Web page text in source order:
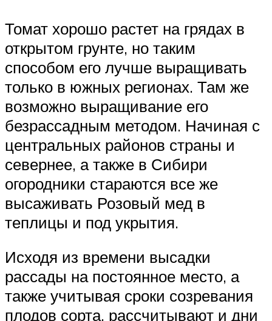
Томат хорошо растет на грядах в
открытом грунте, но таким
способом его лучше выращивать
только в южных регионах. Там же
возможно выращивание его
безрассадным методом. Начиная с
центральных районов страны и
севернее, а также в Сибири
огородники стараются все же
высаживать Розовый мед в
теплицы и под укрытия.
Исходя из времени высадки
рассады на постоянное место, а
также учитывая сроки созревания
плодов сорта, рассчитывают и дни